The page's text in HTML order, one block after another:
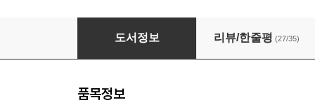
심신단련
도서정보 리뷰/한줄평 (27/35)
품목정보